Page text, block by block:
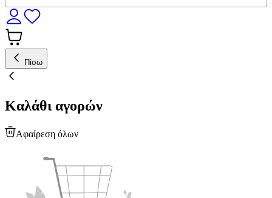
Πίσω
Καλάθι αγορών
Αφαίρεση όλων